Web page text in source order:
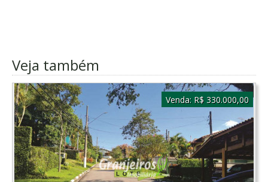
Veja também
Venda: R$ 330.000,00